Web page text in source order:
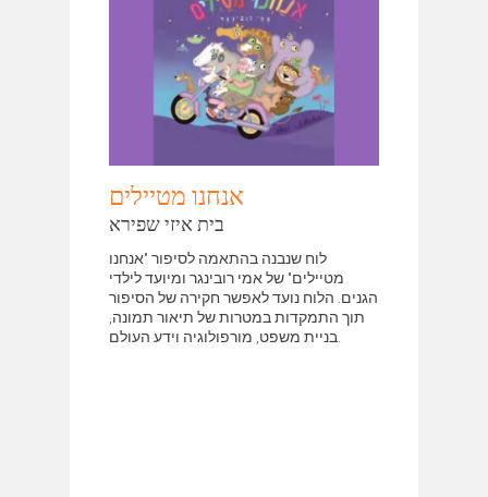
אנחנו מטיילים
בית איזי שפירא
לוח שנבנה בהתאמה לסיפור "אנחנו
מטיילים" של אמי רובינגר ומיועד לילדי
הגנים. הלוח נועד לאפשר חקירה של הסיפור
תוך התמקדות במטרות של תיאור תמונה,